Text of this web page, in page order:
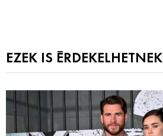
EZEK IS ÉRDEKELHETNEK